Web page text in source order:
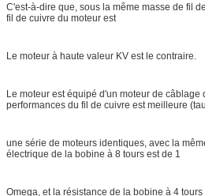
C'est-à-dire que, sous la même masse de fil
fil de cuivre du moteur est
Le moteur à haute valeur KV est le contraire.
Le moteur est équipé d'un moteur de câblage
performances du fil de cuivre est meilleure
une série de moteurs identiques, avec la
électrique de la bobine à 8 tours est de 1
Omega, et la résistance de la bobine à 4